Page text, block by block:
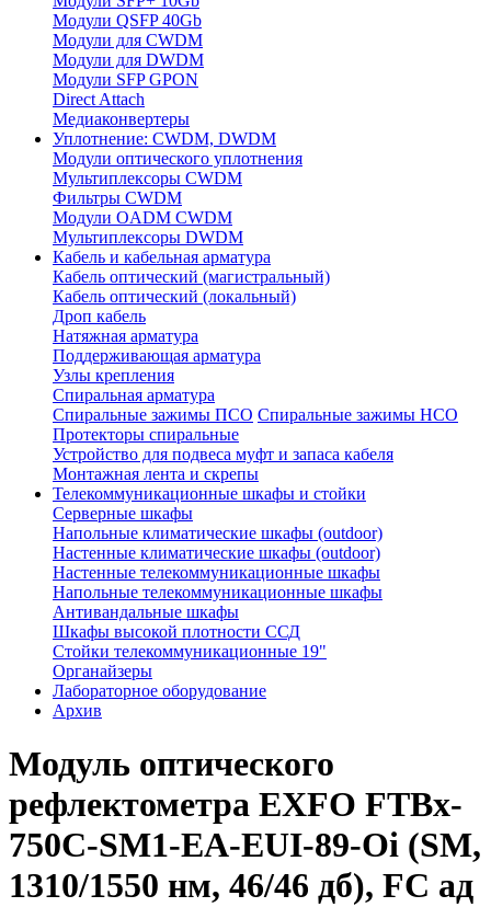
Модули QSFP 40Gb
Модули для CWDM
Модули для DWDM
Модули SFP GPON
Direct Attach
Медиаконвертеры
Уплотнение: CWDM, DWDM
Модули оптического уплотнения
Мультиплексоры CWDM
Фильтры CWDM
Модули OADM CWDM
Мультиплексоры DWDM
Кабель и кабельная арматура
Кабель оптический (магистральный)
Кабель оптический (локальный)
Дроп кабель
Натяжная арматура
Поддерживающая арматура
Узлы крепления
Спиральная арматура
Спиральные зажимы ПСО Спиральные зажимы НСО
Протекторы спиральные
Устройство для подвеса муфт и запаса кабеля
Монтажная лента и скрепы
Телекоммуникационные шкафы и стойки
Серверные шкафы
Напольные климатические шкафы (outdoor)
Настенные климатические шкафы (outdoor)
Настенные телекоммуникационные шкафы
Напольные телекоммуникационные шкафы
Антивандальные шкафы
Шкафы высокой плотности ССД
Стойки телекоммуникационные 19"
Органайзеры
Лабораторное оборудование
Архив
Модуль оптического
рефлектометра EXFO FTBx-
750C-SM1-EA-EUI-89-Oi (SМ,
1310/1550 нм, 46/46 дб), FC ад